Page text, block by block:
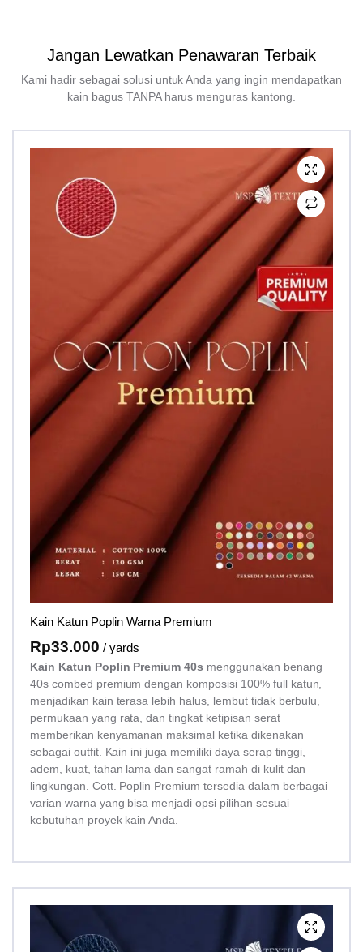
Jangan Lewatkan Penawaran Terbaik
Kami hadir sebagai solusi untuk Anda yang ingin mendapatkan
kain bagus TANPA harus menguras kantong.
Kain Katun Poplin Warna Premium
Rp33.000 / yards
Kain Katun Poplin Premium 40s menggunakan benang
40s combed premium dengan komposisi 100% full katun,
menjadikan kain terasa lebih halus, lembut tidak berbulu,
permukaan yang rata, dan tingkat ketipisan serat
memberikan kenyamanan maksimal ketika dikenakan
sebagai outfit. Kain ini juga memiliki daya serap tinggi,
adem, kuat, tahan lama dan sangat ramah di kulit dan
lingkungan. Cott. Poplin Premium tersedia dalam berbagai
varian warna yang bisa menjadi opsi pilihan sesuai
kebutuhan proyek kain Anda.